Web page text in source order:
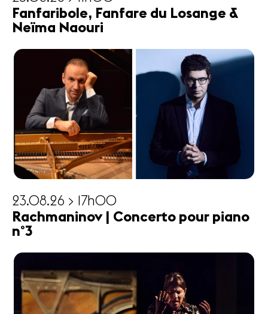
Fanfaribole, Fanfare du Losange &
Neïma Naouri
23.08.26 > 17h00
Rachmaninov | Concerto pour piano
n°3